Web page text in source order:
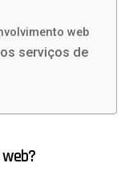
web
serviços de
web?